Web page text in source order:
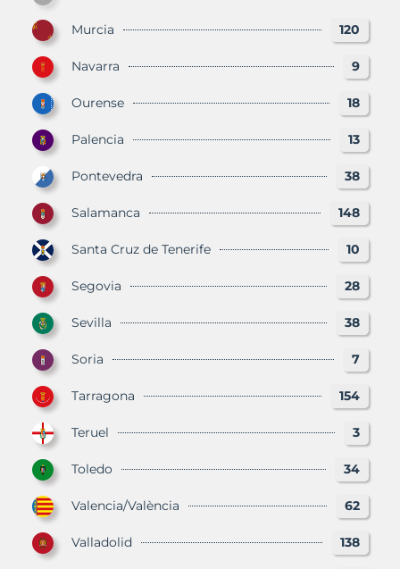
Murcia 120
Navarra 9
Ourense 18
Palencia 13
Pontevedra 38
Salamanca 148
Santa Cruz de Tenerife 10
Segovia 28
Sevilla 38
Soria 7
Tarragona 154
Teruel 3
Toledo 34
Valencia/València 62
Valladolid 138